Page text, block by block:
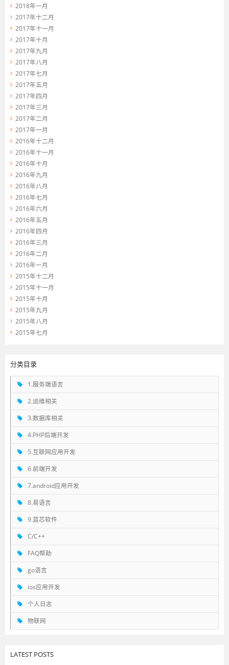
2018年一月
2017年十二月
2017年十一月
2017年十月
2017年九月
2017年八月
2017年七月
2017年五月
2017年四月
2017年三月
2017年二月
2017年一月
2016年十二月
2016年十一月
2016年十月
2016年九月
2016年八月
2016年七月
2016年六月
2016年五月
2016年四月
2016年三月
2016年二月
2016年一月
2015年十二月
2015年十一月
2015年十月
2015年九月
2015年八月
2015年七月
分类目录
1.服务端语言
2.运维相关
3.数据库相关
4.PHP后端开发
5.互联网应用开发
6.前端开发
7.android应用开发
8.易语言
9.蓝芯软件
C/C++
FAQ帮助
go语言
ios应用开发
个人日志
物联网
LATEST POSTS